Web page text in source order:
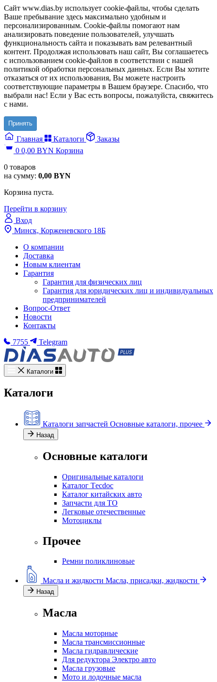
Сайт www.dias.by использует cookie-файлы, чтобы сделать
Ваше пребывание здесь максимально удобным и
персонализированным. Cookie-файлы помогают нам
анализировать поведение пользователей, улучшать
функциональность сайта и показывать вам релевантный
контент. Продолжая использовать наш сайт, Вы соглашаетесь
с использованием cookie-файлов в соответствии с нашей
политикой обработки персональных данных. Если Вы хотите
отказаться от их использования, Вы можете настроить
соответствующие параметры в Вашем браузере. Спасибо, что
выбрали нас! Если у Вас есть вопросы, пожалуйста, свяжитесь
с нами.
Принять
Главная Каталоги
Заказы
0 0,00 BYN Корзина
0 товаров
на сумму: 0,00 BYN
Корзина пуста.
Перейти в корзину
Вход
Минск, Корженевского 18Б
О компании
Доставка
Новым клиентам
Гарантия
Гарантия для физических лиц
Гарантия для юридических лиц и индивидуальных
предпринимателей
Вопрос-Ответ
Новости
Контакты
7755
Telegram
Каталоги
Каталоги
Каталоги запчастей Основные каталоги, прочее
Назад
Основные каталоги
Оригинальные каталоги
Каталог Тecdoc
Каталог китайских авто
Запчасти для ТО
Легковые отечественные
Мотоциклы
Прочее
Ремни поликлиновые
Масла и жидкости Масла, присадки, жидкости
Назад
Масла
Масла моторные
Масла трансмиссионные
Масла гидравлические
Для редуктора Электро авто
Масла грузовые
Мото и лодочные масла